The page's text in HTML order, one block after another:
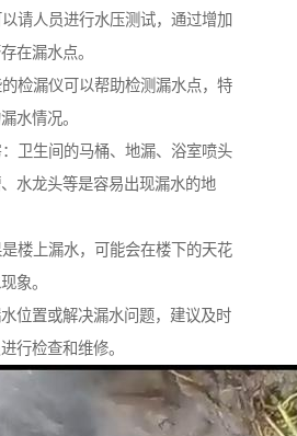
请人员进行水压测试，通过增加
在漏水点。
检漏仪可以帮助检测漏水点，特
水情况。
卫生间的马桶、地漏、浴室喷头
水龙头等是容易出现漏水的地
楼上漏水，可能会在楼下的天花
象。
位置或解决漏水问题，建议及时
行检查和维修。